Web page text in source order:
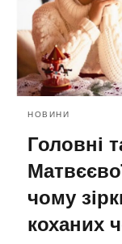
НОВИНИ
Головні
чому
коханих